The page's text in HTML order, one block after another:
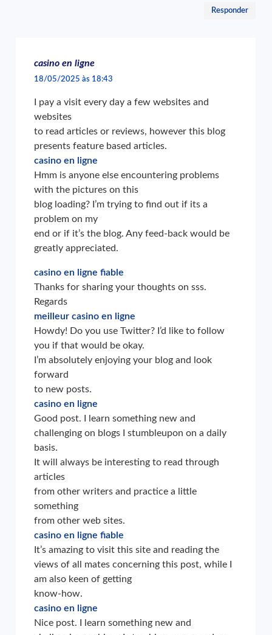
Responder
casino en ligne
18/05/2025 às 18:43
I pay a visit every day a few websites and
websites
to read articles or reviews, however this blog
presents feature based articles.
casino en ligne
Hmm is anyone else encountering problems
with the pictures on this
blog loading? I’m trying to find out if its a
problem on my
end or if it’s the blog. Any feed-back would be
greatly appreciated.
casino en ligne fiable
Thanks for sharing your thoughts on sss.
Regards
meilleur casino en ligne
Howdy! Do you use Twitter? I’d like to follow
you if that would be okay.
I’m absolutely enjoying your blog and look
forward
to new posts.
casino en ligne
Good post. I learn something new and
challenging on blogs I stumbleupon on a daily
basis.
It will always be interesting to read through
articles
from other writers and practice a little
something
from other web sites.
casino en ligne fiable
It’s amazing to visit this site and reading the
views of all mates concerning this post, while I
am also keen of getting
know-how.
casino en ligne
Nice post. I learn something new and